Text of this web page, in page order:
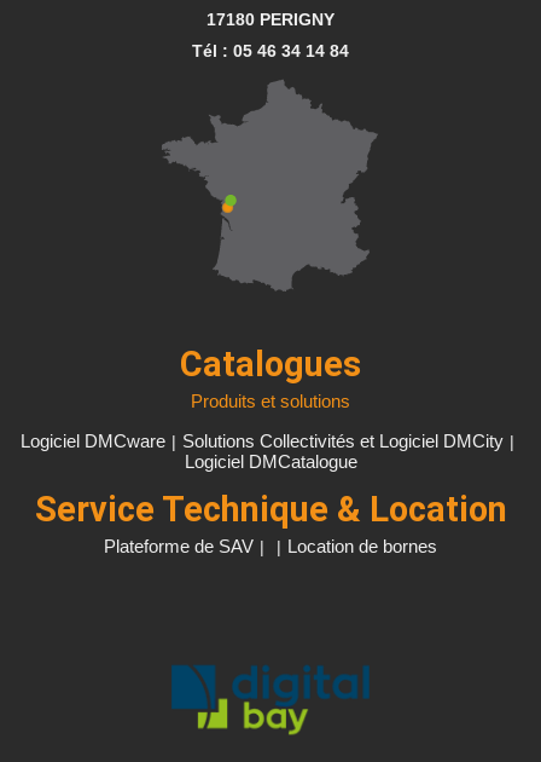
17180 PERIGNY
Tél : 05 46 34 14 84
Catalogues
Produits et solutions
Logiciel DMCware | Solutions Collectivités et Logiciel DMCity |
Logiciel DMCatalogue
Service Technique & Location
Plateforme de SAV | | Location de bornes